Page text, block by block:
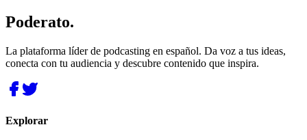
Poderato.
La plataforma líder de podcasting en español. Da voz a tus ideas,
conecta con tu audiencia y descubre contenido que inspira.
Explorar